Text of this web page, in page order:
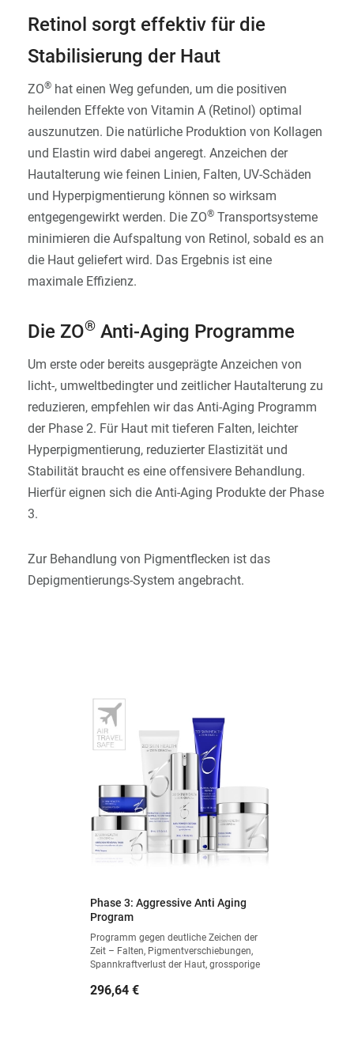
Retinol sorgt effektiv für die
Stabilisierung der Haut
ZO® hat einen Weg gefunden, um die positiven
heilenden Effekte von Vitamin A (Retinol) optimal
auszunutzen. Die natürliche Produktion von Kollagen
und Elastin wird dabei angeregt. Anzeichen der
Hautalterung wie feinen Linien, Falten, UV-Schäden
und Hyperpigmentierung können so wirksam
entgegengewirkt werden. Die ZO® Transportsysteme
minimieren die Aufspaltung von Retinol, sobald es an
die Haut geliefert wird. Das Ergebnis ist eine
maximale Effizienz.
Die ZO® Anti-Aging Programme
Um erste oder bereits ausgeprägte Anzeichen von
licht-, umweltbedingter und zeitlicher Hautalterung zu
reduzieren, empfehlen wir das Anti-Aging Programm
der Phase 2. Für Haut mit tieferen Falten, leichter
Hyperpigmentierung, reduzierter Elastizität und
Stabilität braucht es eine offensivere Behandlung.
Hierfür eignen sich die Anti-Aging Produkte der Phase
3.
Zur Behandlung von Pigmentflecken ist das
Depigmentierungs-System angebracht.
Phase 3: Aggressive Anti Aging
Program
Programm gegen deutliche Zeichen der
Zeit – Falten, Pigmentverschiebungen,
Spannkraftverlust der Haut, grossporige
Preis
296,64 €